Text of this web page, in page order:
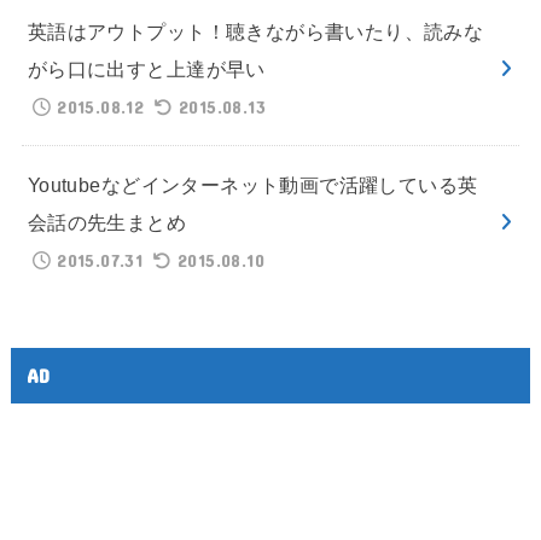
英語はアウトプット！聴きながら書いたり、読みな
がら口に出すと上達が早い
2015.08.12
2015.08.13
Youtubeなどインターネット動画で活躍している英
会話の先生まとめ
2015.07.31
2015.08.10
AD